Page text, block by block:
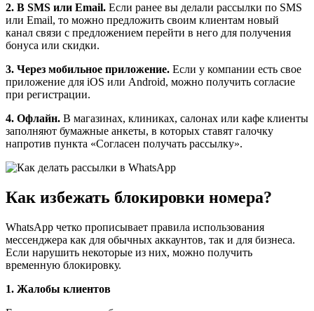
2. В SMS или Email. Если ранее вы делали рассылки по SMS
или Email, то можно предложить своим клиентам новый
канал связи с предложением перейти в него для получения
бонуса или скидки.
3. Через мобильное приложение. Если у компании есть свое
приложение для iOS или Android, можно получить согласие
при регистрации.
4. Офлайн. В магазинах, клиниках, салонах или кафе клиенты
заполняют бумажные анкеты, в которых ставят галочку
напротив пункта «Согласен получать рассылку».
Как избежать блокировки номера?
WhatsApp четко прописывает правила использования
мессенджера как для обычных аккаунтов, так и для бизнеса.
Если нарушить некоторые из них, можно получить
временную блокировку.
1. Жалобы клиентов